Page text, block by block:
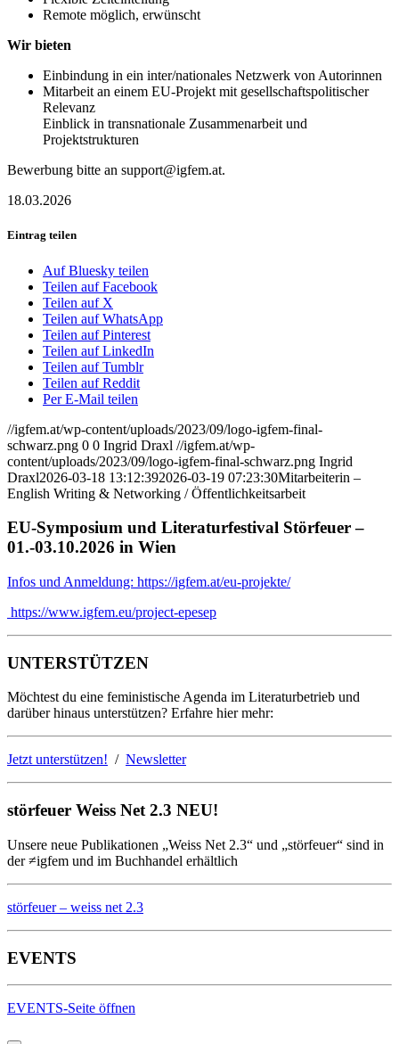
Remote möglich, erwünscht
Wir bieten
Einbindung in ein inter/nationales Netzwerk von Autorinnen
Mitarbeit an einem EU-Projekt mit gesellschaftspolitischer
Relevanz
Einblick in transnationale Zusammenarbeit und
Projektstrukturen
Bewerbung bitte an support@igfem.at.
18.03.2026
Eintrag teilen
Auf Bluesky teilen
Teilen auf Facebook
Teilen auf X
Teilen auf WhatsApp
Teilen auf Pinterest
Teilen auf LinkedIn
Teilen auf Tumblr
Teilen auf Reddit
Per E-Mail teilen
//igfem.at/wp-content/uploads/2023/09/logo-igfem-final-
schwarz.png 0 0 Ingrid Draxl //igfem.at/wp-
content/uploads/2023/09/logo-igfem-final-schwarz.png Ingrid
Draxl2026-03-18 13:12:392026-03-19 07:23:30Mitarbeiterin –
English Writing & Networking / Öffentlichkeitsarbeit
EU-Symposium und Literaturfestival Störfeuer –
01.-03.10.2026 in Wien
Infos und Anmeldung: https://igfem.at/eu-projekte/
https://www.igfem.eu/project-epesep
UNTERSTÜTZEN
Möchtest du eine feministische Agenda im Literaturbetrieb und
darüber hinaus unterstützen? Erfahre hier mehr:
Jetzt unterstützen! / Newsletter
störfeuer Weiss Net 2.3 NEU!
Unsere neue Publikationen „Weiss Net 2.3“ und „störfeuer“ sind in
der ≠igfem und im Buchhandel erhältlich
störfeuer – weiss net 2.3
EVENTS
EVENTS-Seite öffnen